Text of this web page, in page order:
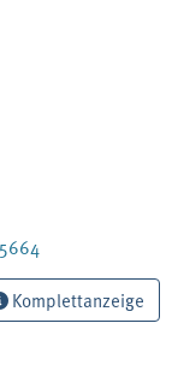
Komplettanzeige